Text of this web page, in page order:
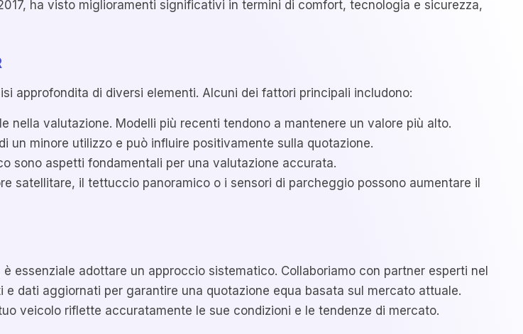
ha visto miglioramenti significativi in termini di comfort, tecnologia e sicurezza,
approfondita di diversi elementi. Alcuni dei fattori principali includono:
nella valutazione. Modelli più recenti tendono a mantenere un valore più alto.
un minore utilizzo e può influire positivamente sulla quotazione.
sono aspetti fondamentali per una valutazione accurata.
satellitare, il tettuccio panoramico o i sensori di parcheggio possono aumentare il
essenziale adottare un approccio sistematico. Collaboriamo con partner esperti nel
dati aggiornati per garantire una quotazione equa basata sul mercato attuale.
veicolo riflette accuratamente le sue condizioni e le tendenze di mercato.